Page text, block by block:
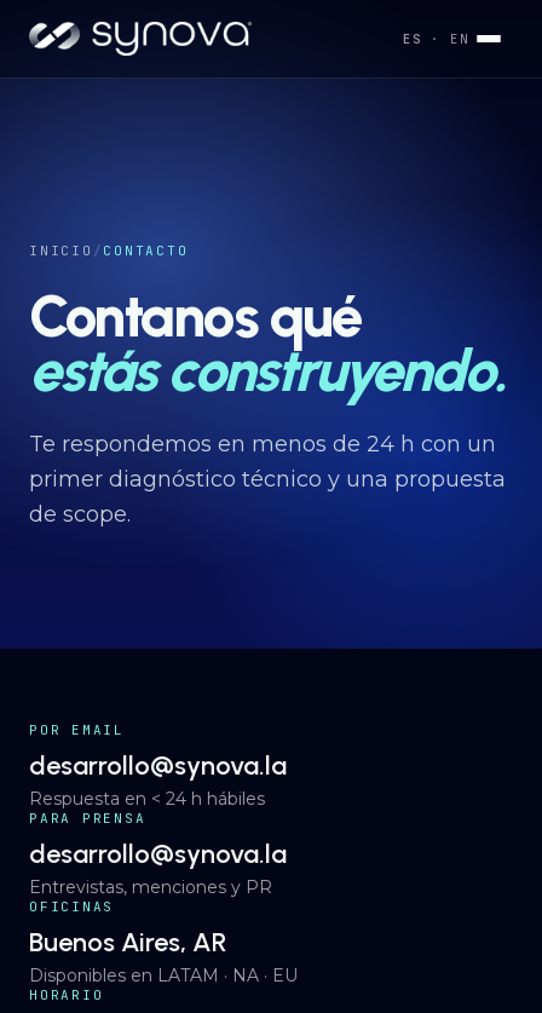
ES · EN
Industrias
Desarrollos
Capacidades→
Nosotros
Insights
Hablemos
INICIO / CONTACTO
Contanos qué
estás construyendo.
Te respondemos en menos de 24 h con un
primer diagnóstico técnico y una propuesta
de scope.
POR EMAIL
desarrollo@synova.la
Respuesta en < 24 h hábiles
PARA PRENSA
desarrollo@synova.la
Entrevistas, menciones y PR
OFICINAS
Buenos Aires, AR
Disponibles en LATAM · NA · EU
HORARIO